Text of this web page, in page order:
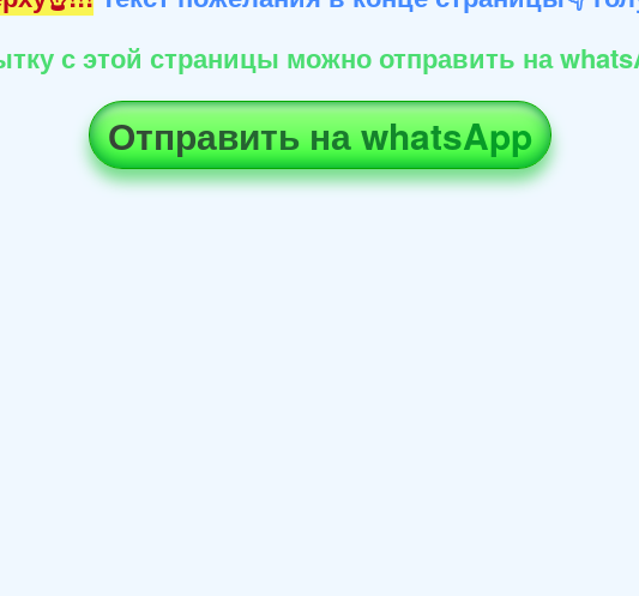
с этой страницы можно отправить на
Отправить на whatsApp